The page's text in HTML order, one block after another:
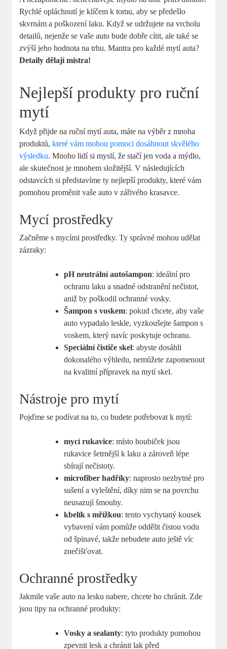
Rychlé opláchnutí je klíčem k tomu, aby se předešlo
skvrnám a poškození laku. Když se udržujete na vrcholu
detailů, nejenže se vaše auto bude dobře cítit, ale také se
zvýší jeho hodnota na trhu. Mantra pro každé mytí auta?
Detaily dělají mistra!
Nejlepší produkty pro ruční
mytí
Když přijde na ruční mytí auta, máte na výběr z mnoha
produktů,které vám mohou pomoci dosáhnout skvělého
výsledku. Mnoho lidí si myslí, že stačí jen voda a mýdlo,
ale skutečnost je mnohem složitější. V následujících
odstavcích si představíme ty nejlepší produkty, které vám
pomohou proměnit vaše auto v zářivého krasavce.
Mycí prostředky
Začněme s mycími prostředky. Ty správné mohou udělat
zázraky:
pH neutrální autošampon: ideální pro
ochranu laku a snadné odstranění nečistot,
aniž by poškodil ochranné vosky.
Šampon s voskem: pokud chcete, aby vaše
auto vypadalo leskle, vyzkoušejte šampon s
voskem, který navíc poskytuje ochranu.
Speciální čističe skel: abyste dosáhli
dokonalého výhledu, nemůžete zapomenout
na kvalitní přípravek na mytí skel.
Nástroje pro mytí
Pojďme se podívat na to, co budete potřebovat k mytí:
mycí rukavice: místo houbiček jsou
rukavice šetrnější k laku a zároveň lépe
sbírají nečistoty.
microfiber hadříky: naprosto nezbytné pro
sušení a vyleštění, díky nim se na povrchu
neusazují šmouhy.
kbelík s mřížkou: tento vychytaný kousek
vybavení vám pomůže oddělit čistou vodu
od špinavé, takže nebudete auto ještě víc
znečišťovat.
Ochranné prostředky
Jakmile vaše auto na lesku nabere, chcete ho chránit. Zde
jsou tipy na ochranné produkty:
Vosky a sealanty: tyto produkty pomohou
zpevnit lesk a chránit lak před